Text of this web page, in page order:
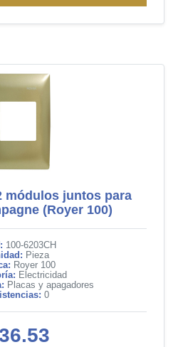
módulos juntos para
(Royer 100)
100-6203CH
Pieza
Royer 100
Electricidad
Placas y apagadores
0